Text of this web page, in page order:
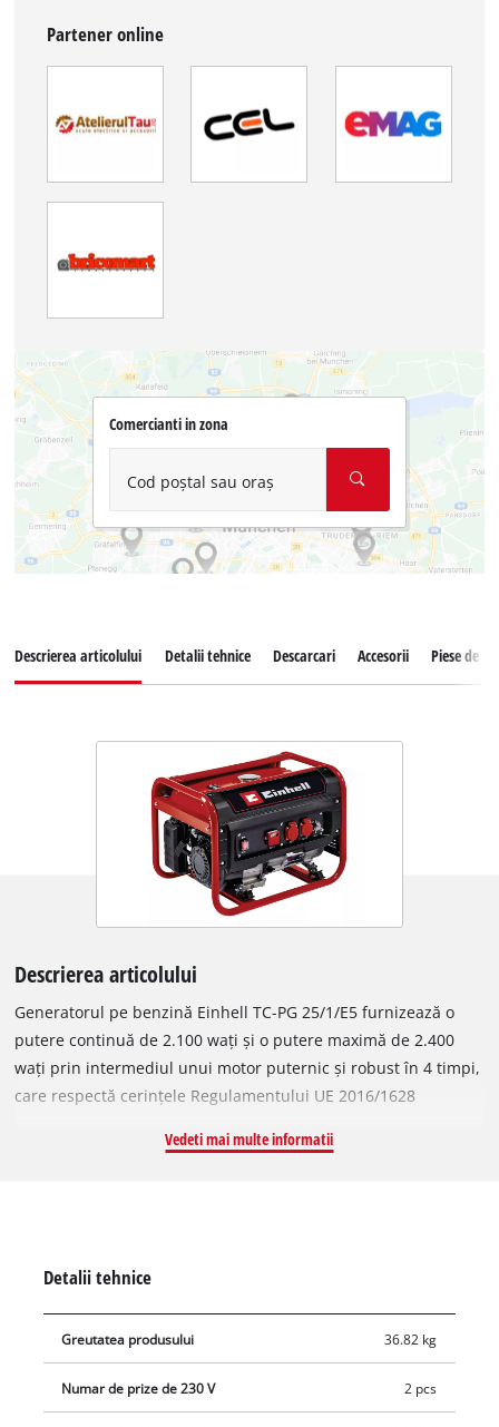
Partener online
Comercianti in zona
Cod poștal sau oraș
Descrierea articolului Detalii tehnice Descarcari Accesorii Piese de
Descrierea articolului
Generatorul pe benzină Einhell TC-PG 25/1/E5 furnizează o
putere continuă de 2.100 wați și o putere maximă de 2.400
wați prin intermediul unui motor puternic și robust în 4 timpi,
care respectă cerințele Regulamentului UE 2016/1628
disponibile două prize de 230 V, inclusiv un voltmetru care
întrerupător de suprasarcină și o protecție la nivel scăzut de
ulei asigură o funcționare sigură și de durată. Generatorul se
pornește cu ușurință prin intermediul unui demaror cu
Vedeti mai multe informatii
Detalii tehnice
Greutatea produsului 36.82 kg
Numar de prize de 230 V 2 pcs